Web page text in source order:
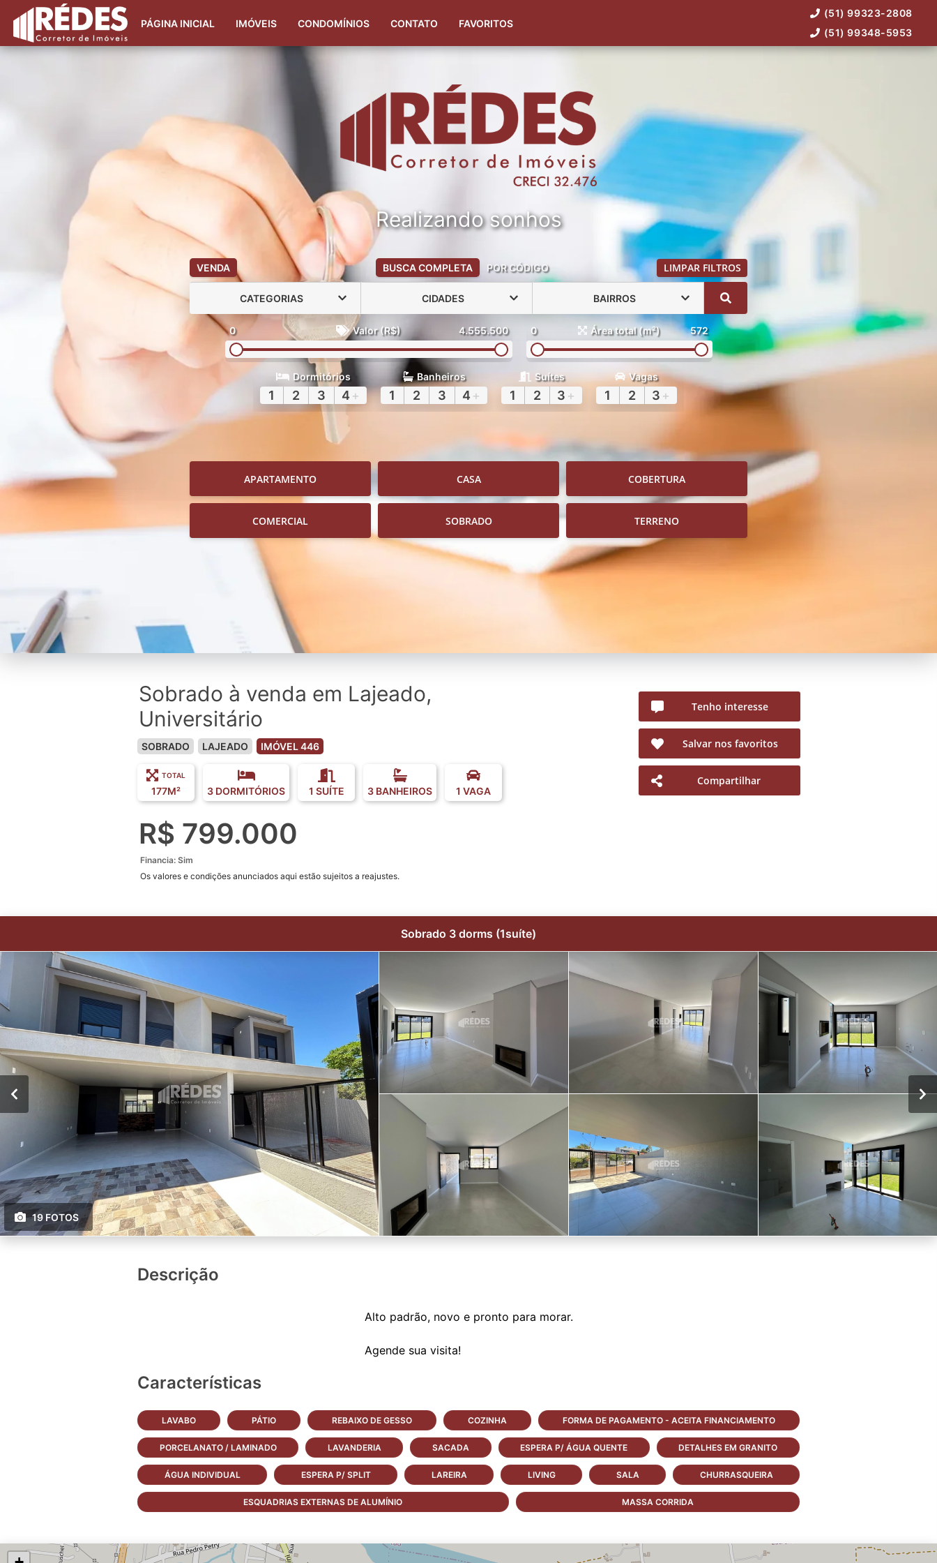
(51) 99323-2808 (51) 99348-5953
PÁGINA INICIAL IMÓVEIS CONDOMÍNIOS CONTATO FAVORITOS
(51) 99323-2808
(51) 99348-5953
Realizando sonhos
VENDA BUSCA COMPLETA POR CÓDIGO LIMPAR FILTROS
CATEGORIAS CIDADES BAIRROS
0 Valor (R$) 4.555.500 0 Área total (m²) 572
Dormitórios
1 2 3 4 +
Banheiros
1 2 3 4 +
Suítes
1 2 3 +
Vagas
1 2 3 +
APARTAMENTO CASA COBERTURA
COMERCIAL SOBRADO TERRENO
Sobrado à venda em Lajeado,
Universitário
SOBRADO LAJEADO IMÓVEL 446
TOTAL
177M² 3 DORMITÓRIOS 1 SUÍTE 3 BANHEIROS 1 VAGA
R$ 799.000
Financia: Sim
Os valores e condições anunciados aqui estão sujeitos a reajustes.
Tenho interesse
Salvar nos favoritos
Compartilhar
Sobrado 3 dorms (1suíte)
19 FOTOS
Descrição
Alto padrão, novo e pronto para morar.
Características
LAVABO PÁTIO REBAIXO DE GESSO COZINHA FORMA DE PAGAMENTO - ACEITA FINANCIAMENTO
PORCELANATO / LAMINADO LAVANDERIA SACADA ESPERA P/ ÁGUA QUENTE DETALHES EM GRANITO
ÁGUA INDIVIDUAL ESPERA P/ SPLIT LAREIRA LIVING SALA CHURRASQUEIRA
ESQUADRIAS EXTERNAS DE ALUMÍNIO MASSA CORRIDA